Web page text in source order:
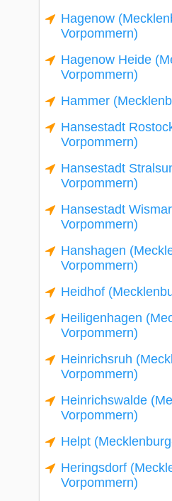
Hagenow
Vorpommern)
Hagenow Heide
Vorpommern)
Hammer
Hansestadt
Vorpommern)
Hansestadt
Vorpommern)
Hansestadt
Vorpommern)
Hanshagen
Vorpommern)
Heidhof
Heiligenhagen
Vorpommern)
Heinrichsruh
Vorpommern)
Heinrichswalde
Vorpommern)
Helpt
Heringsdorf
Vorpommern)